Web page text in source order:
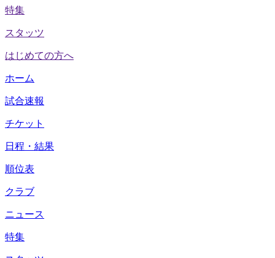
特集
スタッツ
はじめての方へ
ホーム
試合速報
チケット
日程・結果
順位表
クラブ
ニュース
特集